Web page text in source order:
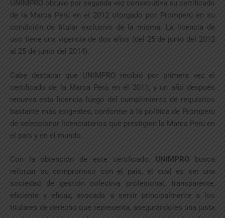
UNIMPRO obtuvo por segunda vez consecutiva su certificado
de la Marca Perú en el 2012 otorgado por Promperú en su
condición de titular exclusivo de la misma. La licencia de
uso tiene una vigencia de dos años (del 25 de junio del 2012
al 25 de junio del 2014).
Cabe destacar que UNIMPRO recibió por primera vez el
certificado de la Marca Perú en el 2011, y un año después
renueva esta licencia luego del cumplimiento de requisitos
bastante más exigentes, conforme a la política de Promperú
de seleccionar licenciatarios que prestigien la Marca Perú en
el país y en el mundo.
Con la obtención de este certificado, UNIMPRO busca
reforzar su compromiso con el país, el cual es ser una
sociedad de gestión colectiva profesional, transparente,
eficiente y eficaz, avocada a servir principalmente a los
titulares de derecho que representa, asegurándoles una justa